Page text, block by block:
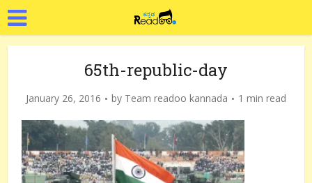
65th-republic-day
January 26, 2016 by Team readoo kannada 1 min read